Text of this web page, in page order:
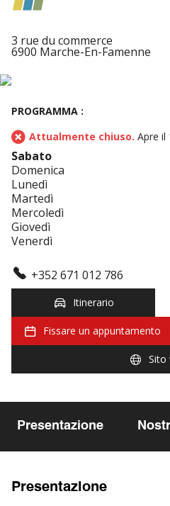
3 rue du commerce
6900 Marche-En-Famenne
PROGRAMMA :
Attualmente chiuso. Apre il
Sabato
Domenica
Lunedì
Martedì
Mercoledì
Giovedì
Venerdì
+352 671 012 786
Itinerario
Fissare un appuntamento
Sito
Presentazione
Presentazione